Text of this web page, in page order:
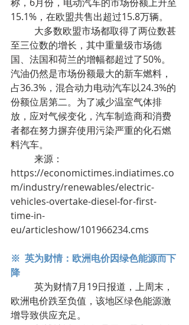
15.1%，在欧盟共售出超过15.8万辆。
至三位数的增长，其中重量级市场德
国、法国和荷兰的增幅都超过了50%。
汽油仍然是市场份额最大的新车燃料，
占36.3%，混合动力电动汽车以24.3%的
份额位居第二。为了减少温室气体排
放，应对气候变化，汽车制造商和消费
者都在努力摒弃使用污染严重的化石燃
料汽车。
https://economictimes.indiatimes.co
m/industry/renewables/electric-
vehicles-overtake-diesel-for-first-
time-in-
eu/articleshow/101966234.cms
※  英为财情：欧洲电价因绿色能源而下
降
欧洲电价跌至负值，该地区绿色能源激
增导致供应充足。